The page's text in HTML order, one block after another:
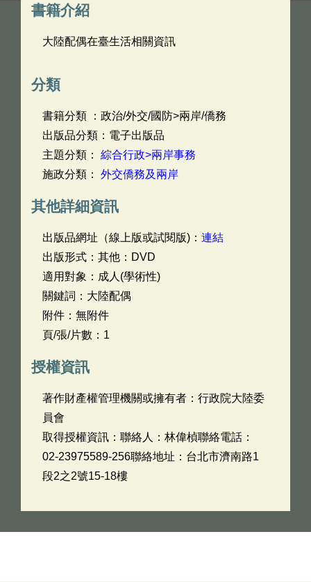
書籍介紹
大陸配偶在臺生活相關資訊
分類
書籍分類 ：政治/外交/國防>兩岸/僑務
出版品分類：電子出版品
主題分類： 綜合行政>兩岸事務
施政分類： 外交僑務及兩岸
其他詳細資訊
出版品網址（線上版或試閱版)： 連結
出版形式：其他：DVD
適用對象：成人(學術性)
關鍵詞：大陸配偶
附件：無附件
頁/張/片數：1
授權資訊
著作財產權管理機關或擁有者：行政院大陸委
員會
取得授權資訊：聯絡人：林偉楨聯絡電話：
02-23975589-256聯絡地址：台北市濟南路1
段2之2號15-18樓